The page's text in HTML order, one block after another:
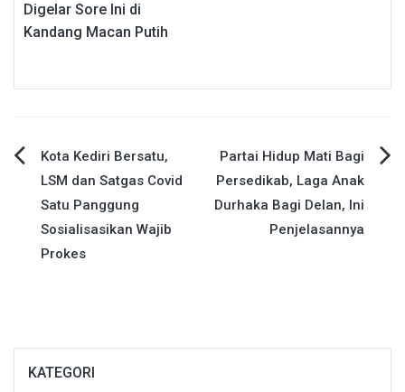
Digelar Sore Ini di
Kandang Macan Putih
Navigasi
pos
Kota Kediri Bersatu,
LSM dan Satgas Covid
Satu Panggung
Sosialisasikan Wajib
Prokes
Partai Hidup Mati Bagi
Persedikab, Laga Anak
Durhaka Bagi Delan, Ini
Penjelasannya
KATEGORI